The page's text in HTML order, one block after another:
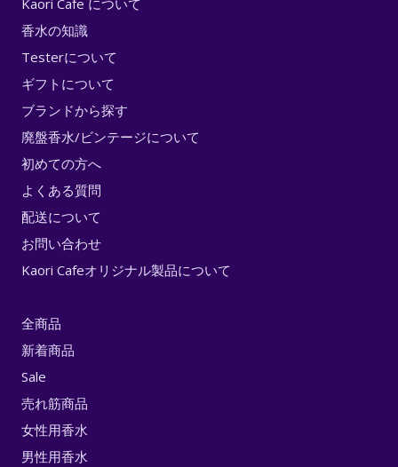
Kaori Cafe について
香水の知識
Testerについて
ギフトについて
ブランドから探す
廃盤香水/ビンテージについて
初めての方へ
よくある質問
配送について
お問い合わせ
Kaori Cafeオリジナル製品について
全商品
新着商品
Sale
売れ筋商品
女性用香水
男性用香水